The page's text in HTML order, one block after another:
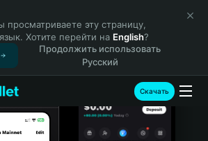
эту страницу,
язык. Хотите перейти на English?
Продолжить использовать
Русский
Скачать